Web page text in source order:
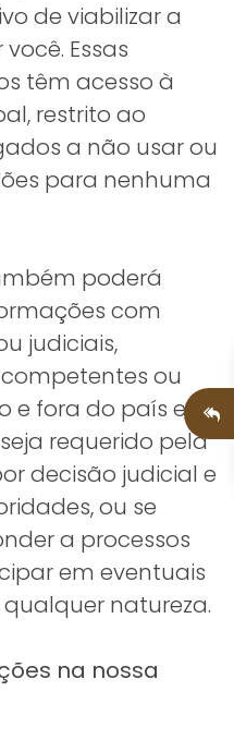
de viabilizar a
Essas
têm acesso à
restrito ao
a não usar ou
para nenhuma
poderá
com
judiciais,
ou
e fora do país em
requerido pela
decisão judicial e
ou se
a processos
em eventuais
natureza.
na nossa